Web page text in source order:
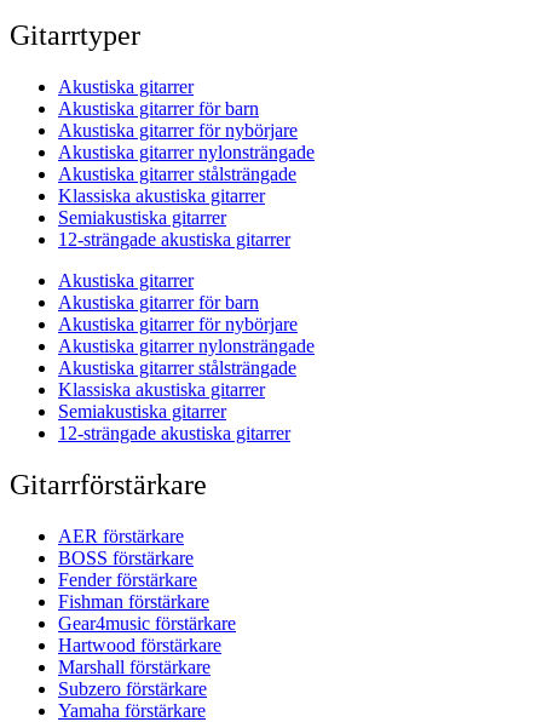
Gitarrtyper
Akustiska gitarrer
Akustiska gitarrer för barn
Akustiska gitarrer för nybörjare
Akustiska gitarrer nylonsträngade
Akustiska gitarrer stålsträngade
Klassiska akustiska gitarrer
Semiakustiska gitarrer
12-strängade akustiska gitarrer
Akustiska gitarrer
Akustiska gitarrer för barn
Akustiska gitarrer för nybörjare
Akustiska gitarrer nylonsträngade
Akustiska gitarrer stålsträngade
Klassiska akustiska gitarrer
Semiakustiska gitarrer
12-strängade akustiska gitarrer
Gitarrförstärkare
AER förstärkare
BOSS förstärkare
Fender förstärkare
Fishman förstärkare
Gear4music förstärkare
Hartwood förstärkare
Marshall förstärkare
Subzero förstärkare
Yamaha förstärkare